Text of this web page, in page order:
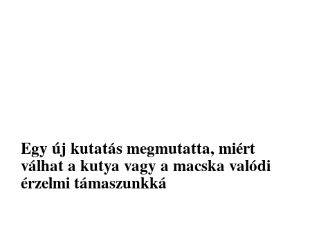
Egy új kutatás megmutatta, miért
válhat a kutya vagy a macska valódi
érzelmi támaszunkká